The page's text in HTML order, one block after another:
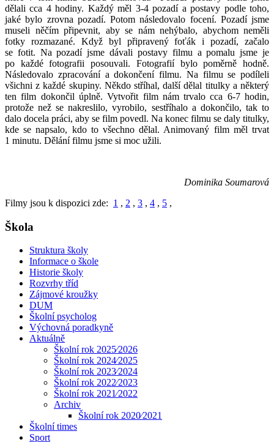
dělali cca 4 hodiny. Každý měl 3-4 pozadí a postavy podle toho,
jaké bylo zrovna pozadí. Potom následovalo focení. Pozadí jsme
museli něčím připevnit, aby se nám nehýbalo, abychom neměli
fotky rozmazané. Když byl připravený foťák i pozadí, začalo
se fotit. Na pozadí jsme dávali postavy filmu a pomalu jsme je
po každé fotografii posouvali. Fotografií bylo poměrně hodně.
Následovalo zpracování a dokončení filmu. Na filmu se podíleli
všichni z každé skupiny. Někdo stříhal, další dělal titulky a některý
ten film dokončil úplně. Vytvořit film nám trvalo cca 6-7 hodin,
protože než se nakreslilo, vyrobilo, sestříhalo a dokončilo, tak to
dalo docela práci, aby se film povedl. Na konec filmu se daly titulky,
kde se napsalo, kdo to všechno dělal. Animovaný film měl trvat
1 minutu. Dělání filmu jsme si moc užili.
Dominika Soumarová
Filmy jsou k dispozici zde: 1 , 2 , 3 , 4 , 5 ,
Škola
Struktura školy
Informace o škole
Historie školy
Rozvrhy tříd
Zájmové kroužky
DUM
Školní psycholog
Výchovná poradkyně
Aktuálně
Školní rok 2025⁄2026
Školní rok 2024⁄2025
Školní rok 2023⁄2024
Školní rok 2022⁄2023
Školní rok 2021⁄2022
Archiv
Školní rok 2020⁄2021
Školní times
Sport